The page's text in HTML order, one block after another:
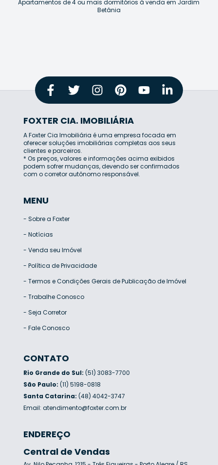
Apartamentos de 4 ou mais dormitórios à venda em Jardim
Betânia
FOXTER CIA. IMOBILIÁRIA
A Foxter Cia Imobiliária é uma empresa focada em
oferecer soluções imobiliárias completas aos seus
clientes e parceiros.
* Os preços, valores e informações acima exibidos
podem sofrer mudanças, devendo ser confirmados
com o corretor autônomo responsável.
MENU
- Sobre a Foxter
- Notícias
- Venda seu Imóvel
- Política de Privacidade
- Termos e Condições Gerais de Publicação de Imóvel
- Trabalhe Conosco
- Seja Corretor
- Fale Conosco
CONTATO
Rio Grande do Sul: (51) 3083-7700
São Paulo: (11) 5198-0818
Santa Catarina: (48) 4042-3747
Email: atendimento@foxter.com.br
ENDEREÇO
Central de Vendas